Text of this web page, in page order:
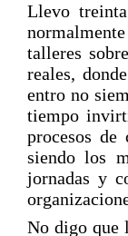
Llevo
talleres
reales,
entro no
tiempo
procesos
siendo los
jornadas y
No digo que